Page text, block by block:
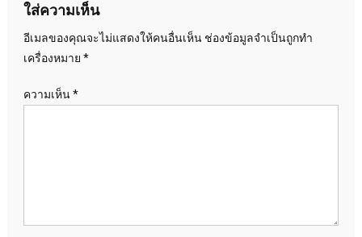
ใส่ความเห็น
อีเมลของคุณจะไม่แสดงให้คนอื่นเห็น ช่องข้อมูลจำเป็นถูกทำ
เครื่องหมาย *
ความเห็น*